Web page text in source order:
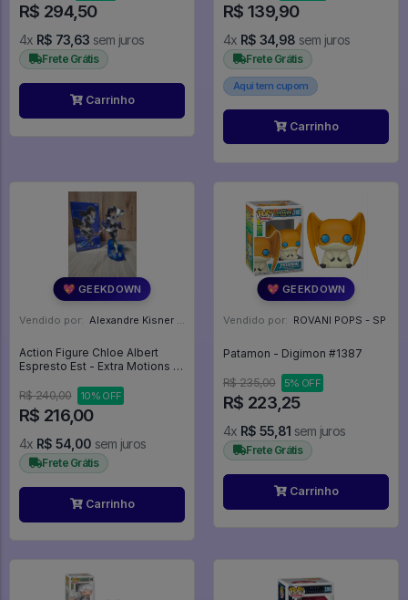
R$ 294,50
4x R$ 73,63 sem juros
Frete Grátis
Carrinho
R$ 139,90
4x R$ 34,98 sem juros
Frete Grátis
Aqui tem cupom
Carrinho
💖 GEEKDOWN
Vendido por: Alexandre Kisner - PR
Action Figure Chloe Albert
Espresto Est - Extra Motions -
REINCARNATED AS A SLIME
R$ 240,00 10% OFF
R$ 216,00
4x R$ 54,00 sem juros
Frete Grátis
Carrinho
💖 GEEKDOWN
Vendido por: ROVANI POPS - SP
Patamon - Digimon #1387
R$ 235,00 5% OFF
R$ 223,25
4x R$ 55,81 sem juros
Frete Grátis
Carrinho